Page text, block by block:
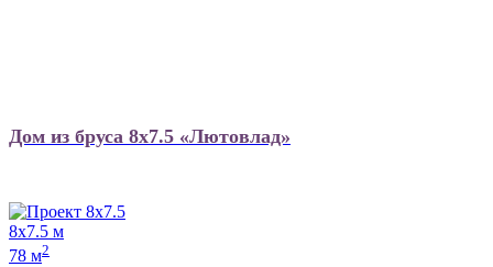
Дом из бруса 8х7.5 «Лютовлад»
8х7.5 м
78 м2